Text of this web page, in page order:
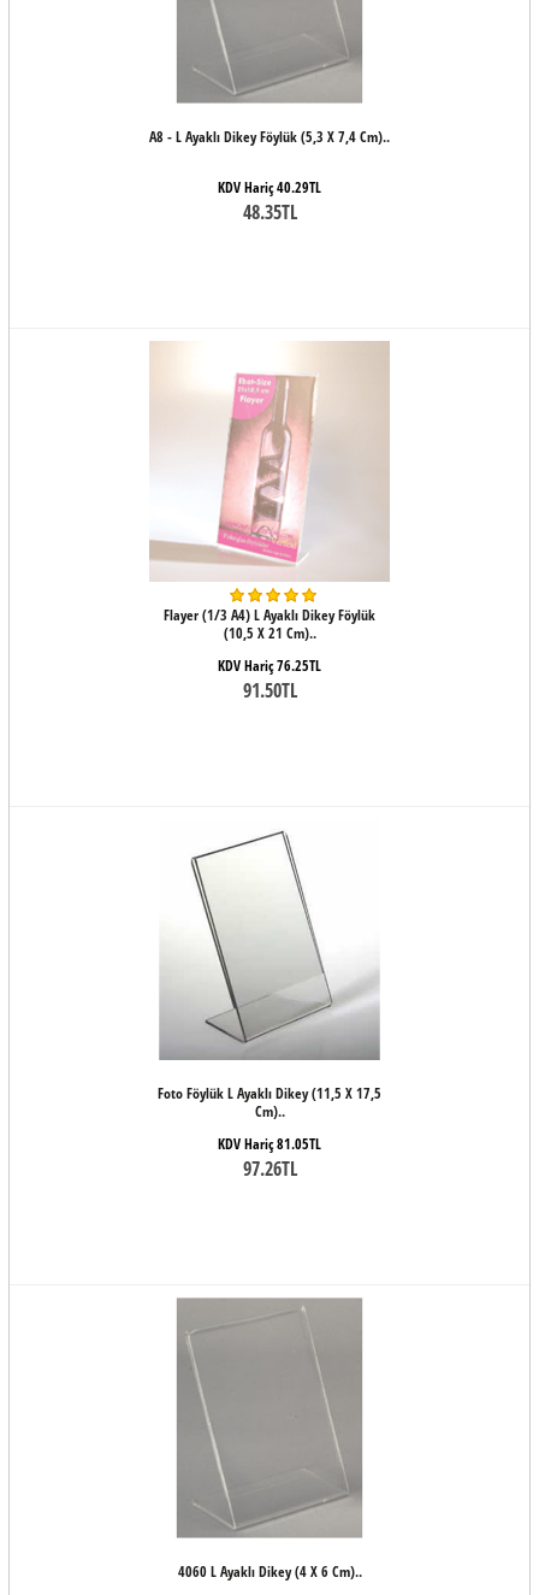
A8 - L Ayaklı Dikey Föylük (5,3 X 7,4 Cm)..
KDV Hariç 40.29TL
48.35TL
Flayer (1/3 A4) L Ayaklı Dikey Föylük
(10,5 X 21 Cm)..
KDV Hariç 76.25TL
91.50TL
Foto Föylük L Ayaklı Dikey (11,5 X 17,5
Cm)..
KDV Hariç 81.05TL
97.26TL
4060 L Ayaklı Dikey (4 X 6 Cm)..